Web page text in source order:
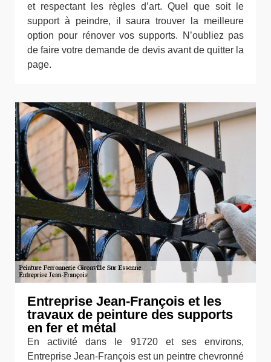
et respectant les règles d’art. Quel que soit le
support à peindre, il saura trouver la meilleure
option pour rénover vos supports. N’oubliez pas
de faire votre demande de devis avant de quitter la
page.
Entreprise Jean-François et les
travaux de peinture des supports
en fer et métal
En activité dans le 91720 et ses environs,
Entreprise Jean-François est un peintre chevronné